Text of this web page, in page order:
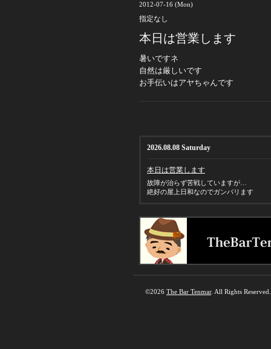
2012-07-16 (Mon)
指定なし
本日は営業します
暑いですネ
自然は厳しいです
お手伝いはアヤちゃんです
2026.08.08 Saturday
本日は営業します
故障が治らず苦戦していますが…
絶好の屋上日和なのでガンバリます
©2026 The Bar Tenmar. All Rights Reserved.